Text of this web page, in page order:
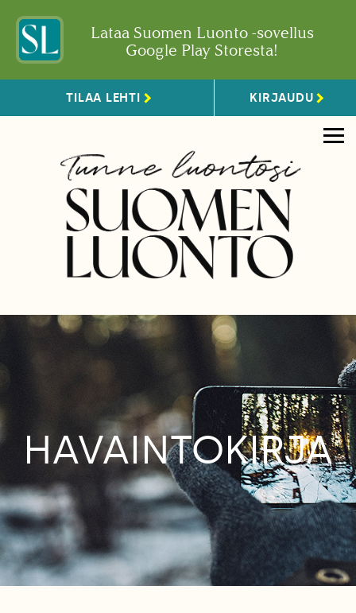
Lataa Suomen Luonto -sovellus
Google Play Storesta!
TILAA LEHTI KIRJAUDU
HAVAINTOKIRJA